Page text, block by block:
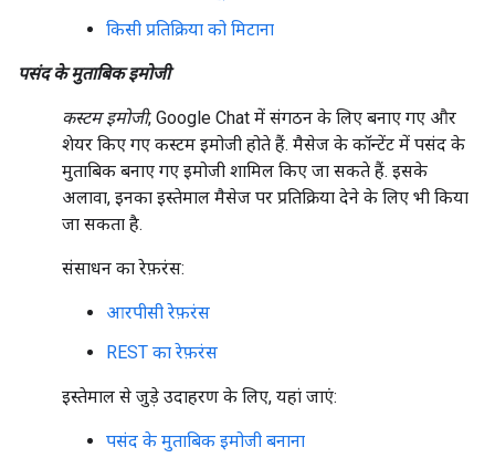
किसी प्रतिक्रिया को मिटाना
पसंद के मुताबिक इमोजी
कस्टम इमोजी, Google Chat में संगठन के लिए बनाए गए और
शेयर किए गए कस्टम इमोजी होते हैं. मैसेज के कॉन्टेंट में पसंद के
मुताबिक बनाए गए इमोजी शामिल किए जा सकते हैं. इसके
अलावा, इनका इस्तेमाल मैसेज पर प्रतिक्रिया देने के लिए भी किया
जा सकता है.
संसाधन का रेफ़रंस:
आरपीसी रेफ़रंस
REST का रेफ़रंस
इस्तेमाल से जुड़े उदाहरण के लिए, यहां जाएं:
पसंद के मुताबिक इमोजी बनाना